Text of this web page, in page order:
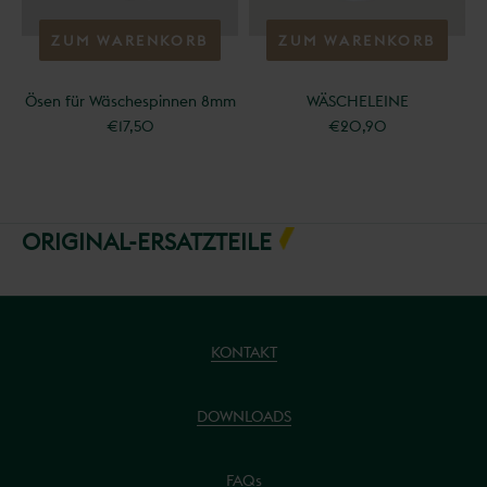
ZUM WARENKORB
Ösen für Wäschespinnen 8mm
€17,50
ZUM WARENKORB
WÄSCHELEINE
€20,90
ORIGINAL-ERSATZTEILE
KONTAKT
DOWNLOADS
FAQs